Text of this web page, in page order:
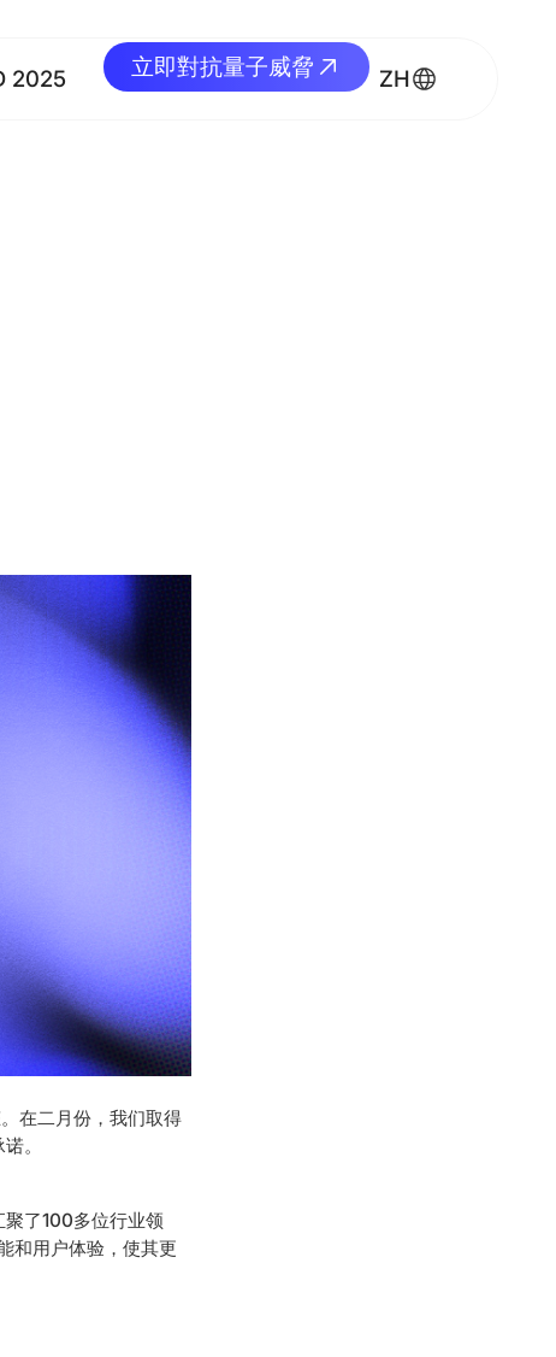
2025 立即對抗量子威脅 ZH
在二月份，我们取得
。
聚了100多位行业领
和用户体验，使其更